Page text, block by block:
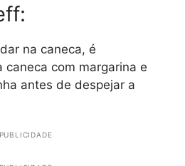
na caneca, é
caneca com margarina e
antes de despejar a
PUBLICIDADE